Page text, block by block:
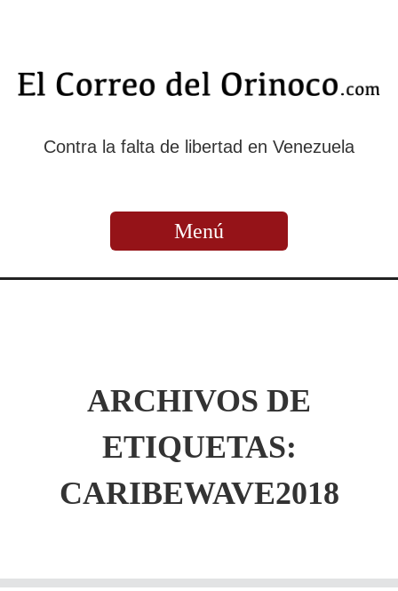
Contra la falta de libertad en Venezuela
Menú
ARCHIVOS DE
ETIQUETAS:
CARIBEWAVE2018